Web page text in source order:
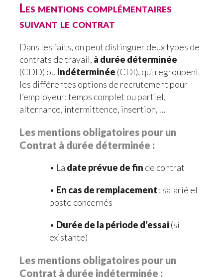
Les mentions complémentaires
suivant le contrat
Dans les faits, on peut distinguer deux types de
contrats de travail, à durée déterminée
(CDD) ou indéterminée (CDI), qui regroupent
les différentes options de recrutement pour
l’employeur: temps complet ou partiel,
alternance, intermittence, insertion, …
Les mentions obligatoires pour un
Contrat à durée déterminée :
• La date prévue de fin de contrat
• En cas de remplacement : salarié et
poste concernés
• Durée de la période d’essai (si
existante)
Les mentions obligatoires pour un
Contrat à durée indéterminée :